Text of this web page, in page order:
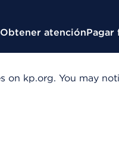
Obtener atenciónPagar
on kp.org. You may